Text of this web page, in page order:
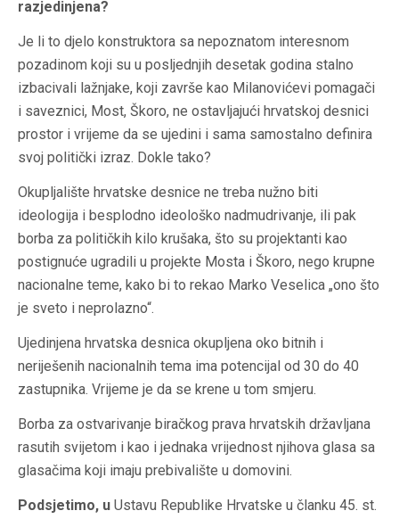
razjedinjena?
Je li to djelo konstruktora sa nepoznatom interesnom
pozadinom koji su u posljednjih desetak godina stalno
izbacivali lažnjake, koji završe kao Milanovićevi pomagači
i saveznici, Most, Škoro, ne ostavljajući hrvatskoj desnici
prostor i vrijeme da se ujedini i sama samostalno definira
svoj politički izraz. Dokle tako?
Okupljalište hrvatske desnice ne treba nužno biti
ideologija i besplodno ideološko nadmudrivanje, ili pak
borba za političkih kilo krušaka, što su projektanti kao
postignuće ugradili u projekte Mosta i Škoro, nego krupne
nacionalne teme, kako bi to rekao Marko Veselica „ono što
je sveto i neprolazno“.
Ujedinjena hrvatska desnica okupljena oko bitnih i
neriješenih nacionalnih tema ima potencijal od 30 do 40
zastupnika. Vrijeme je da se krene u tom smjeru.
Borba za ostvarivanje biračkog prava hrvatskih državljana
rasutih svijetom i kao i jednaka vrijednost njihova glasa sa
glasačima koji imaju prebivalište u domovini.
Podsjetimo, u Ustavu Republike Hrvatske u članku 45. st.